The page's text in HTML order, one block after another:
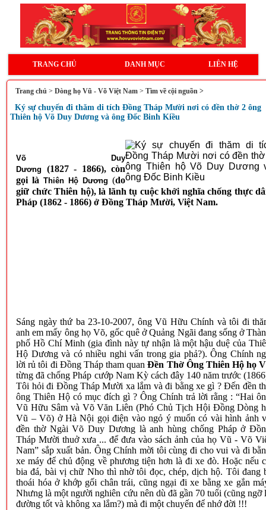
TRANG CHỦ DANH MỤC LIÊN HỆ
Trang chủ>Dòng họ Vũ - Võ Việt Nam >Tìm về cội nguồn >
Ký sự chuyến đi thăm di tích Đồng Tháp Mười nơi có đền thờ 2 ông
Thiên hộ Võ Duy Dương và ông Đốc Binh Kiều
Võ Duy
Dương
(1827 - 1866), còn
gọi là Thiên Hộ Dương (do
giữ chức Thiên hộ), là lãnh tụ cuộc khởi nghĩa chống thực
Pháp (1862 - 1866) ở Đồng Tháp Mười, Việt Nam.
Sáng ngày thứ ba 23-10-2007, ông Vũ Hữu Chính và tôi đi
anh em mấy ông họ Võ, gốc quê ở Quảng Ngãi đang sống ở
phố Hồ Chí Minh (gia đình này tự nhận là một hậu duệ của
Hộ Dương và có nhiều nghi vấn trong gia phả?). Ông Chính
lời rủ tôi đi Đồng Tháp tham quanĐền Thờ Ông Thiên Hộ họ
từng đã chống Pháp cướp Nam Kỳ cách đây 140 năm trước
Tôi hỏi đi Đồng Tháp Mười xa lắm và đi bằng xe gì ? Đến đền
ông Thiên Hộ có mục đích gì ? Ông Chính trả lời rằng : “Hai
Vũ Hữu Sâm và Võ Văn Liên (Phó Chủ Tịch Hội Đồng Dòng
Vũ – Võ) ở Hà Nội gọi điện vào ngỏ ý muốn có vài hình ảnh
đền thờ Ngài Võ Duy Dương là anh hùng chống Pháp ở
Tháp Mười thuở xưa ... để đưa vào sách ảnh của họ Vũ - Võ
Nam” sắp xuất bản. Ông Chính mời tôi cùng đi cho vui và đi
xe máy để chủ động về phương tiện hơn là đi xe đò. Hoặc nếu
bia đá, bài vị chữ Nho thì nhờ tôi đọc, chép, dịch hộ. Tôi đang
thoái hóa ở khớp gối chân trái, cũng ngại đi xe bằng xe gắn
Nhưng là một người nghiên cứu nên dù đã gần 70 tuổi (cũng ngỡ
đường tốt và không xa lắm?) mà đi một chuyến để nhớ đời !!!